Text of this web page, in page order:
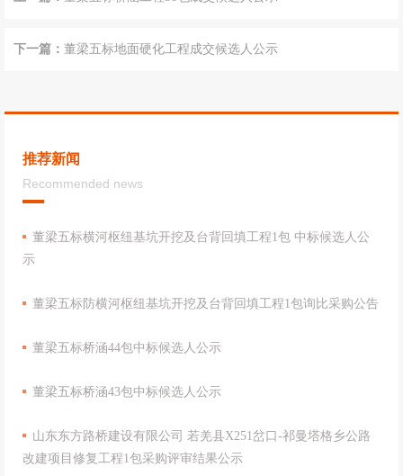
下一篇： 董梁五标地面硬化工程成交候选人公示
推荐新闻
Recommended news
董梁五标横河枢纽基坑开挖及台背回填工程1包 中标候选人公
示
董梁五标防横河枢纽基坑开挖及台背回填工程1包询比采购公告
董梁五标桥涵44包中标候选人公示
董梁五标桥涵43包中标候选人公示
山东东方路桥建设有限公司 若羌县X251岔口-祁曼塔格乡公路
改建项目修复工程1包采购评审结果公示